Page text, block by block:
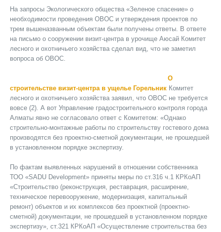
На запросы Экологического общества «Зеленое спасение» о
необходимости проведения ОВОС и утверждения проектов по
трем вышеназванным объектам были получены ответы. В ответе
на письмо о сооружении визит-центра в урочище Аюсай Комитет
лесного и охотничьего хозяйства сделал вид, что не заметил
вопроса об ОВОС.
О
строительстве визит-центра в ущелье Горельник Комитет
лесного и охотничьего хозяйства заявил, что ОВОС не требуется
вовсе (2). А вот Управление градостроительного контроля города
Алматы явно не согласовало ответ с Комитетом: «Однако
строительно-монтажные работы по строительству гостевого дома
производятся без проектно-сметной документации, не прошедшей
в установленном порядке экспертизу.
По фактам выявленных нарушений в отношении собственника
ТОО «SADU Development» приняты меры по ст.316 ч.1 КРКоАП
«Строительство (реконструкция, реставрация, расширение,
техническое перевооружение, модернизация, капитальный
ремонт) объектов и их комплексов без проектной (проектно-
сметной) документации, не прошедшей в установленном порядке
экспертизу», ст.321 КРКоАП «Осуществление строительства без